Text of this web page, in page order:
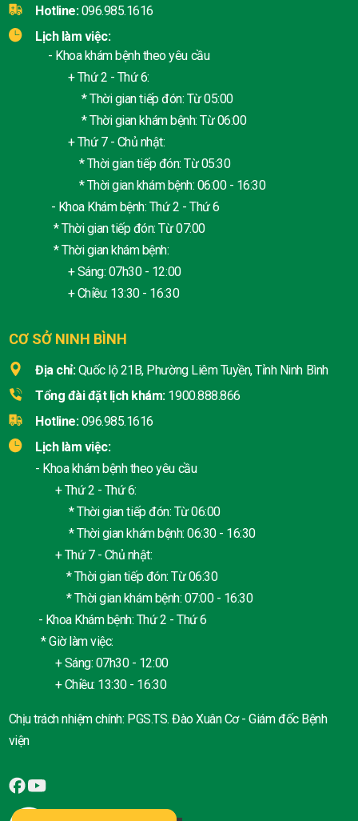
Hotline: 096.985.1616
Lịch làm việc:
- Khoa khám bệnh theo yêu cầu
+ Thứ 2 - Thứ 6:
* Thời gian tiếp đón: Từ 05:00
* Thời gian khám bệnh: Từ 06:00
+ Thứ 7 - Chủ nhật:
* Thời gian tiếp đón: Từ 05:30
* Thời gian khám bệnh: 06:00 - 16:30
- Khoa Khám bệnh: Thứ 2 - Thứ 6
* Thời gian tiếp đón: Từ 07:00
* Thời gian khám bệnh:
+ Sáng: 07h30 - 12:00
+ Chiều: 13:30 - 16:30
CƠ SỞ NINH BÌNH
Địa chỉ: Quốc lộ 21B, Phường Liêm Tuyền, Tỉnh Ninh Bình
Tổng đài đặt lịch khám: 1900.888.866
Hotline: 096.985.1616
Lịch làm việc:
- Khoa khám bệnh theo yêu cầu
+ Thứ 2 - Thứ 6:
* Thời gian tiếp đón: Từ 06:00
* Thời gian khám bệnh: 06:30 - 16:30
+ Thứ 7 - Chủ nhật:
* Thời gian tiếp đón: Từ 06:30
* Thời gian khám bệnh: 07:00 - 16:30
- Khoa Khám bệnh: Thứ 2 - Thứ 6
* Giờ làm việc:
+ Sáng: 07h30 - 12:00
+ Chiều: 13:30 - 16:30
Chịu trách nhiệm chính: PGS.TS. Đào Xuân Cơ - Giám đốc Bệnh
viện